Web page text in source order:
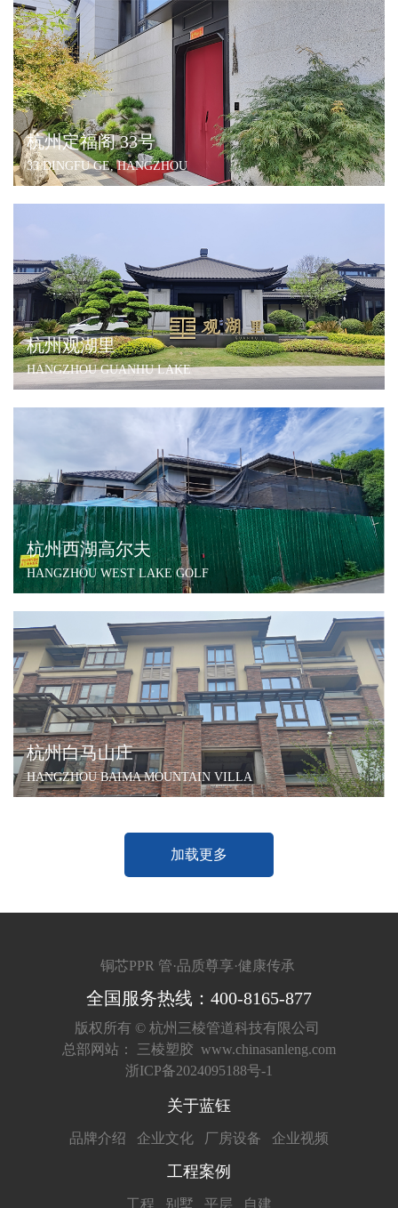
杭州定福阁 33号
33 DINGFU GE, HANGZHOU
杭州观湖里
HANGZHOU GUANHU LAKE
杭州西湖高尔夫
HANGZHOU WEST LAKE GOLF
杭州白马山庄
HANGZHOU BAIMA MOUNTAIN VILLA
加载更多
铜芯PPR 管·品质尊享·健康传承
全国服务热线：400-8165-877
版权所有 © 杭州三棱管道科技有限公司
总部网站： 三棱塑胶 www.chinasanleng.com
浙ICP备2024095188号-1
关于蓝钰
品牌介绍 企业文化 厂房设备 企业视频
工程案例
工程 别墅 平层 自建